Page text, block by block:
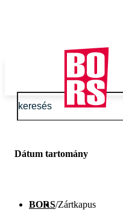
Dátum tartomány
BORS/Zártkapus